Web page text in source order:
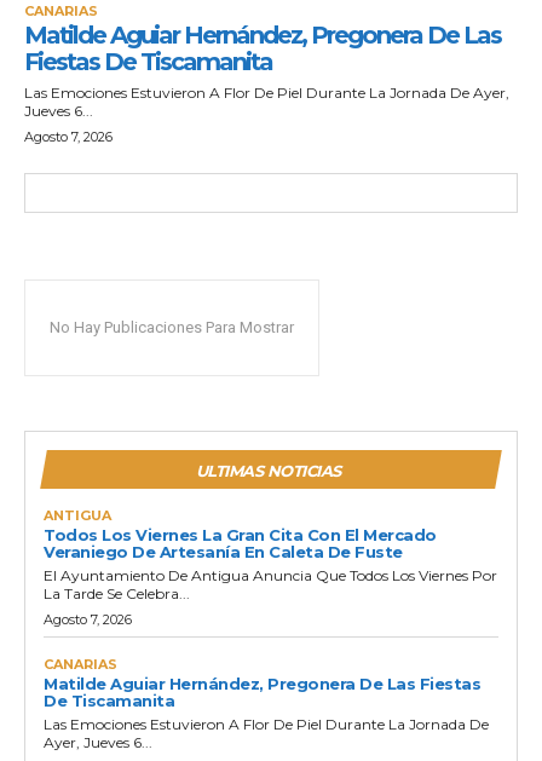
CANARIAS
Matilde Aguiar Hernández, Pregonera De Las
Fiestas De Tiscamanita
Las Emociones Estuvieron A Flor De Piel Durante La Jornada De Ayer,
Jueves 6...
Agosto 7, 2026
No Hay Publicaciones Para Mostrar
ULTIMAS NOTICIAS
ANTIGUA
Todos Los Viernes La Gran Cita Con El Mercado
Veraniego De Artesanía En Caleta De Fuste
El Ayuntamiento De Antigua Anuncia Que Todos Los Viernes Por
La Tarde Se Celebra...
Agosto 7, 2026
CANARIAS
Matilde Aguiar Hernández, Pregonera De Las Fiestas
De Tiscamanita
Las Emociones Estuvieron A Flor De Piel Durante La Jornada De
Ayer, Jueves 6...